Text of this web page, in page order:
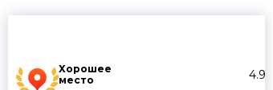
Хорошее
место
4.9